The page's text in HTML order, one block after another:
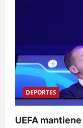
DEPORTES
UEFA